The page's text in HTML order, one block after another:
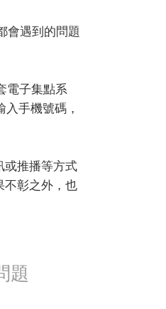
會遇到的問題
電子集點系
手機號碼，
或推播等方式
不彰之外，也
題